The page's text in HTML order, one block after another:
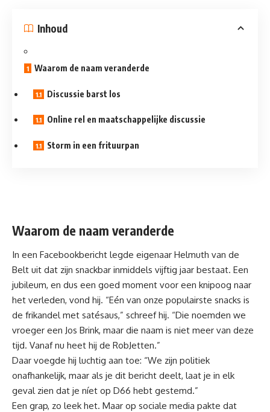
Inhoud
Waarom de naam veranderde
Discussie barst los
Online rel en maatschappelijke discussie
Storm in een frituurpan
Waarom de naam veranderde
In een Facebookbericht legde eigenaar Helmuth van de
Belt uit dat zijn snackbar inmiddels vijftig jaar bestaat. Een
jubileum, en dus een goed moment voor een knipoog naar
het verleden, vond hij. “Eén van onze populairste snacks is
de frikandel met satésaus,” schreef hij. “Die noemden we
vroeger een Jos Brink, maar die naam is niet meer van deze
tijd. Vanaf nu heet hij de RobJetten.”
Daar voegde hij luchtig aan toe: “We zijn politiek
onafhankelijk, maar als je dit bericht deelt, laat je in elk
geval zien dat je níet op D66 hebt gestemd.”
Een grap, zo leek het. Maar op sociale media pakte dat